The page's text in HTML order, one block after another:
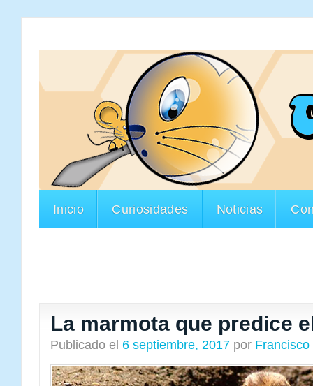
Inicio Curiosidades Noticias
La marmota que predice
Publicado el 6 septiembre, 2017 por